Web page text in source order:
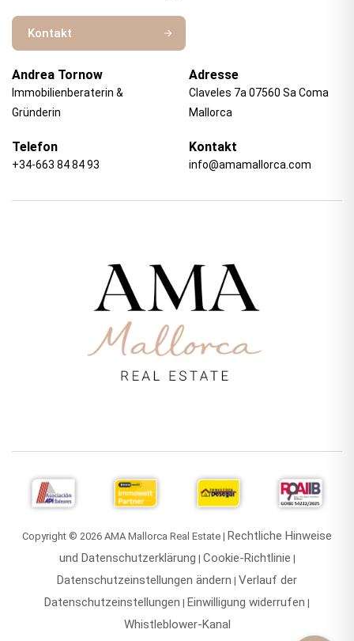
Kontakt
Andrea Tornow
Immobilienberaterin &
Gründerin
Adresse
Claveles 7a 07560 Sa Coma
Mallorca
Telefon
+34-663 84 84 93
Kontakt
info@amamallorca.com
Copyright © 2026 AMA Mallorca Real Estate | Rechtliche Hinweise
und Datenschutzerklärung | Cookie-Richtlinie |
Datenschutzeinstellungen ändern | Verlauf der
Datenschutzeinstellungen | Einwilligung widerrufen |
Whistleblower-Kanal